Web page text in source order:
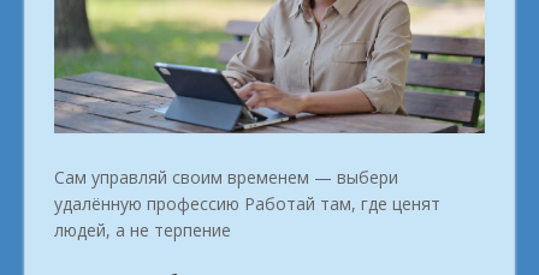
Сам управляй своим временем — выбери
удалённую профессию Работай там, где ценят
людей, а не терпение